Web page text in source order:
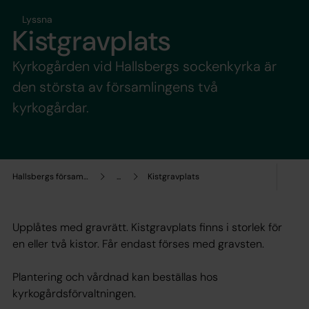
Hallsbergs församling ... Kistgravplats
Lyssna
Kistgravplats
Kyrkogården vid Hallsbergs sockenkyrka är
den största av församlingens två
kyrkogårdar.
Upplåtes med gravrätt. Kistgravplats finns i storlek för
en eller två kistor. Får endast förses med gravsten.
Plantering och vårdnad kan beställas hos
kyrkogårdsförvaltningen.